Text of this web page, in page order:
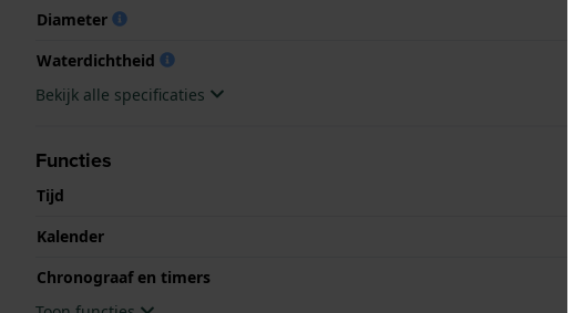
Diameter
Waterdichtheid
Bekijk alle specificaties
Functies
Tijd
Kalender
Chronograaf en timers